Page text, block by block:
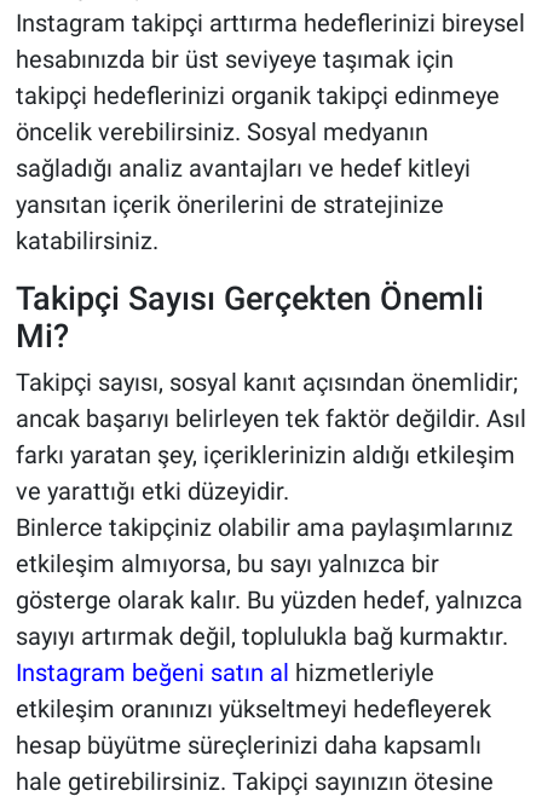
Instagram takipçi arttırma hedeflerinizi bireysel
hesabınızda bir üst seviyeye taşımak için
takipçi hedeflerinizi organik takipçi edinmeye
öncelik verebilirsiniz. Sosyal medyanın
sağladığı analiz avantajları ve hedef kitleyi
yansıtan içerik önerilerini de stratejinize
katabilirsiniz.
Takipçi Sayısı Gerçekten Önemli
Mi?
Takipçi sayısı, sosyal kanıt açısından önemlidir;
ancak başarıyı belirleyen tek faktör değildir. Asıl
farkı yaratan şey, içeriklerinizin aldığı etkileşim
ve yarattığı etki düzeyidir.
Binlerce takipçiniz olabilir ama paylaşımlarınız
etkileşim almıyorsa, bu sayı yalnızca bir
gösterge olarak kalır. Bu yüzden hedef, yalnızca
sayıyı artırmak değil, toplulukla bağ kurmaktır.
Instagram beğeni satın al hizmetleriyle
etkileşim oranınızı yükseltmeyi hedefleyerek
hesap büyütme süreçlerinizi daha kapsamlı
hale getirebilirsiniz. Takipçi sayınızın ötesine